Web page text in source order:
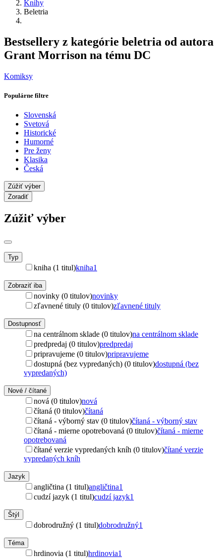
Knihy
Beletria
Bestsellery z kategórie beletria od autora
Grant Morrison na tému DC
Komiksy
Populárne filtre
Slovenská
Svetová
Historické
Humorné
Pre ženy
Klasika
Česká
Zúžiť výber
Zoradiť
Zúžiť výber
Typ
kniha (1 titul)kniha1
Zobraziť iba
novinky (0 titulov)novinky
zľavnené tituly (0 titulov)zľavnené tituly
Dostupnosť
na centrálnom sklade (0 titulov)na centrálnom sklade
predpredaj (0 titulov)predpredaj
pripravujeme (0 titulov)pripravujeme
dostupná (bez vypredaných) (0 titulov)dostupná (bez
vypredaných)
Nové / čítané
nová (0 titulov)nová
čítaná (0 titulov)čítaná
čítaná - výborný stav (0 titulov)čítaná - výborný stav
čítaná - mierne opotrebovaná (0 titulov)čítaná - mierne
opotrebovaná
čítané verzie vypredaných kníh (0 titulov)čítané verzie
vypredaných kníh
Jazyk
angličtina (1 titul)angličtina1
cudzí jazyk (1 titul)cudzí jazyk1
Štýl
dobrodružný (1 titul)dobrodružný1
Téma
hrdinovia (1 titul)hrdinovia1